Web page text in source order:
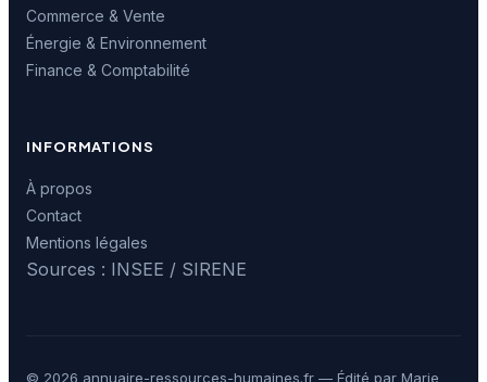
Commerce & Vente
Énergie & Environnement
Finance & Comptabilité
INFORMATIONS
À propos
Contact
Mentions légales
Sources : INSEE / SIRENE
© 2026 annuaire-ressources-humaines.fr — Édité par Marie